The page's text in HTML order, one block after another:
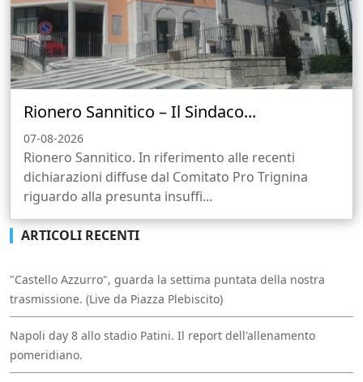
Rionero Sannitico – Il Sindaco...
07-08-2026
Rionero Sannitico. In riferimento alle recenti
dichiarazioni diffuse dal Comitato Pro Trignina
riguardo alla presunta insuffi...
ARTICOLI RECENTI
"Castello Azzurro", guarda la settima puntata della nostra
trasmissione. (Live da Piazza Plebiscito)
Napoli day 8 allo stadio Patini. Il report dell'allenamento
pomeridiano.